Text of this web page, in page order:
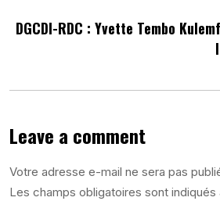
DGCDI-RDC : Yvette Tembo
Leave a comment
Votre adresse e-mail ne sera pas
Les champs obligatoires sont indiqués